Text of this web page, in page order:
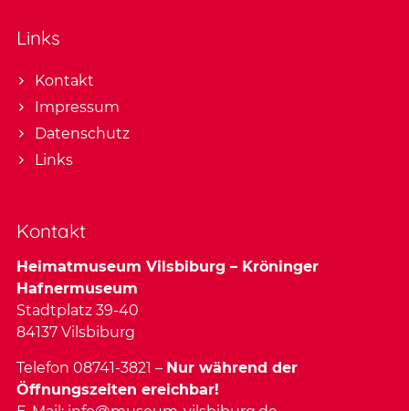
Links
Kontakt
Impressum
Datenschutz
Links
Kontakt
Heimatmuseum Vilsbiburg – Kröninger
Hafnermuseum
Stadtplatz 39-40
84137 Vilsbiburg
Telefon 08741-3821 – Nur während der
Öffnungszeiten ereichbar!